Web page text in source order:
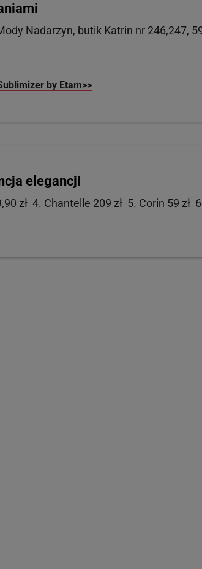
Nadarzyn, butik Katrin nr 246,247,
by Etam>>
elegancji
zł 4. Chantelle 209 zł 5. Corin 59 zł